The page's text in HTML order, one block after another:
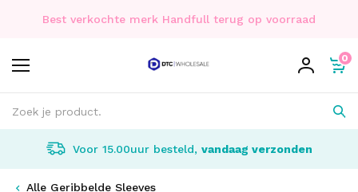
Best verkochte merk Handfull terug op voorraad
0
Voor 15.00uur besteld, vandaag verzonden
Alle Geribbelde Sleeves